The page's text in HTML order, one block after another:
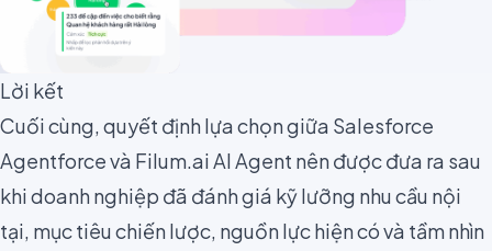
Lời kết
Cuối cùng, quyết định lựa chọn giữa Salesforce
Agentforce và Filum.ai AI Agent nên được đưa ra sau
khi doanh nghiệp đã đánh giá kỹ lưỡng nhu cầu nội
tại, mục tiêu chiến lược, nguồn lực hiện có và tầm nhìn